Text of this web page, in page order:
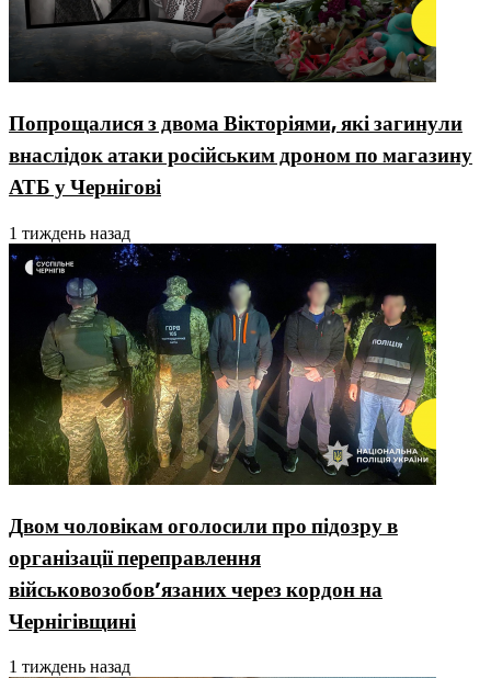
Попрощалися з двома Вікторіями, які загинули
внаслідок атаки російським дроном по магазину
АТБ у Чернігові
1 тиждень назад
Двом чоловікам оголосили про підозру в
організації переправлення
військовозобовʼязаних через кордон на
Чернігівщині
1 тиждень назад